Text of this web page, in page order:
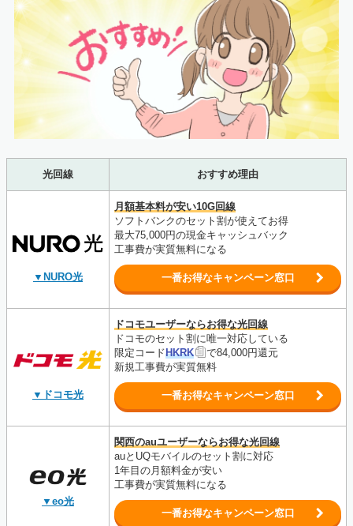
光回線 おすすめ理由
▼NURO光
月額基本料が安い10G回線
ソフトバンクのセット割が使えてお得
最大75,000円の現金キャッシュバック
工事費が実質無料になる
一番お得なキャンペーン窓口
▼ドコモ光
ドコモユーザーならお得な光回線
ドコモのセット割に唯一対応している
限定コードHKRK
で84,000円還元
新規工事費が実質無料
一番お得なキャンペーン窓口
▼eo光
関西のauユーザーならお得な光回線
auとUQモバイルのセット割に対応
1年目の月額料金が安い
工事費が実質無料になる
一番お得なキャンペーン窓口